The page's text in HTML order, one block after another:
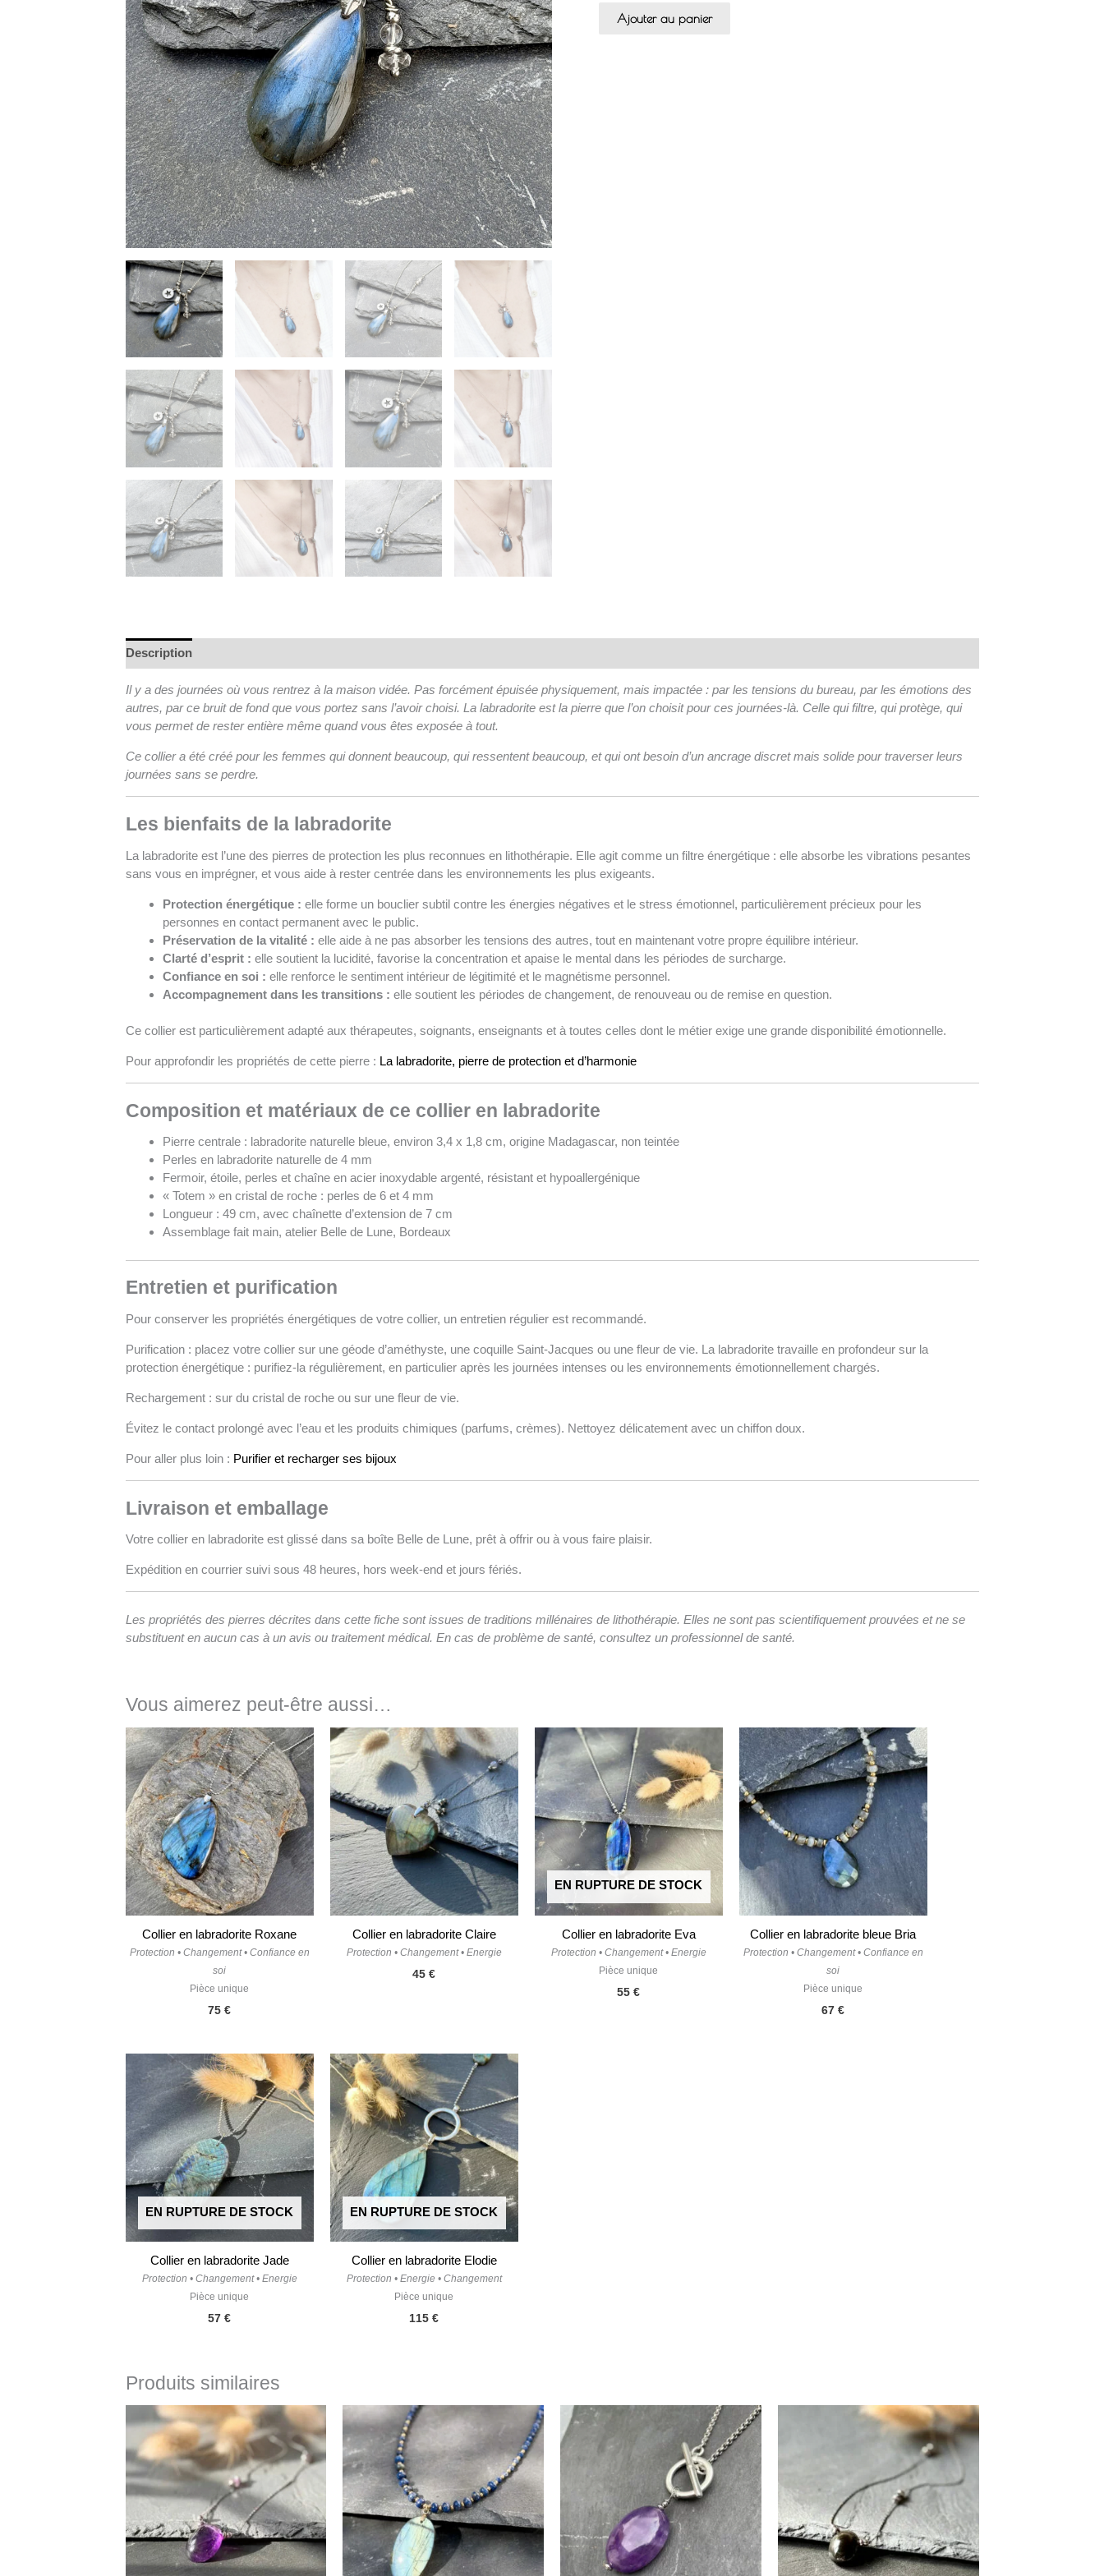
Ajouter au panier
Description
Il y a des journées où vous rentrez à la maison vidée. Pas forcément épuisée physiquement, mais impactée : par les tensions du bureau, par les émotions des
autres, par ce bruit de fond que vous portez sans l’avoir choisi. La labradorite est la pierre que l’on choisit pour ces journées-là. Celle qui filtre, qui protège, qui
vous permet de rester entière même quand vous êtes exposée à tout.
Ce collier a été créé pour les femmes qui donnent beaucoup, qui ressentent beaucoup, et qui ont besoin d’un ancrage discret mais solide pour traverser leurs
journées sans se perdre.
Les bienfaits de la labradorite
La labradorite est l’une des pierres de protection les plus reconnues en lithothérapie. Elle agit comme un filtre énergétique : elle absorbe les vibrations pesantes
sans vous en imprégner, et vous aide à rester centrée dans les environnements les plus exigeants.
Protection énergétique : elle forme un bouclier subtil contre les énergies négatives et le stress émotionnel, particulièrement précieux pour les
personnes en contact permanent avec le public.
Préservation de la vitalité : elle aide à ne pas absorber les tensions des autres, tout en maintenant votre propre équilibre intérieur.
Clarté d’esprit : elle soutient la lucidité, favorise la concentration et apaise le mental dans les périodes de surcharge.
Confiance en soi : elle renforce le sentiment intérieur de légitimité et le magnétisme personnel.
Accompagnement dans les transitions : elle soutient les périodes de changement, de renouveau ou de remise en question.
Ce collier est particulièrement adapté aux thérapeutes, soignants, enseignants et à toutes celles dont le métier exige une grande disponibilité émotionnelle.
Pour approfondir les propriétés de cette pierre : La labradorite, pierre de protection et d’harmonie
Composition et matériaux de ce collier en labradorite
Pierre centrale : labradorite naturelle bleue, environ 3,4 x 1,8 cm, origine Madagascar, non teintée
Perles en labradorite naturelle de 4 mm
Fermoir, étoile, perles et chaîne en acier inoxydable argenté, résistant et hypoallergénique
« Totem » en cristal de roche : perles de 6 et 4 mm
Longueur : 49 cm, avec chaînette d’extension de 7 cm
Assemblage fait main, atelier Belle de Lune, Bordeaux
Entretien et purification
Pour conserver les propriétés énergétiques de votre collier, un entretien régulier est recommandé.
Purification : placez votre collier sur une géode d’améthyste, une coquille Saint-Jacques ou une fleur de vie. La labradorite travaille en profondeur sur la
protection énergétique : purifiez-la régulièrement, en particulier après les journées intenses ou les environnements émotionnellement chargés.
Rechargement : sur du cristal de roche ou sur une fleur de vie.
Évitez le contact prolongé avec l’eau et les produits chimiques (parfums, crèmes). Nettoyez délicatement avec un chiffon doux.
Pour aller plus loin : Purifier et recharger ses bijoux
Livraison et emballage
Votre collier en labradorite est glissé dans sa boîte Belle de Lune, prêt à offrir ou à vous faire plaisir.
Expédition en courrier suivi sous 48 heures, hors week-end et jours fériés.
Les propriétés des pierres décrites dans cette fiche sont issues de traditions millénaires de lithothérapie. Elles ne sont pas scientifiquement prouvées et ne se
substituent en aucun cas à un avis ou traitement médical. En cas de problème de santé, consultez un professionnel de santé.
Vous aimerez peut-être aussi…
Collier en labradorite Roxane
Protection • Changement • Confiance en
soi
Pièce unique
75€
Collier en labradorite Claire
Protection • Changement • Energie
45€
EN RUPTURE DE STOCK
Collier en labradorite Eva
Protection • Changement • Energie
Pièce unique
55€
Collier en labradorite bleue Bria
Protection • Changement • Confiance en
soi
Pièce unique
67€
EN RUPTURE DE STOCK
Collier en labradorite Jade
Protection • Changement • Energie
Pièce unique
57€
EN RUPTURE DE STOCK
Collier en labradorite Elodie
Protection • Energie • Changement
Pièce unique
115€
Produits similaires